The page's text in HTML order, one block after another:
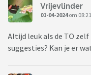
Vrijevlinder
01-04-2024om 08:21
Altijd leuk als de TO zelf
suggesties? Kan je er